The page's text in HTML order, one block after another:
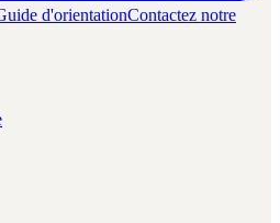
d'orientationContactez notre